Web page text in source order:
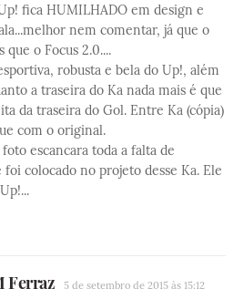
fica HUMILHADO em design e
nem comentar, já que o
que o Focus 2.0....
robusta e bela do Up!, além
a traseira do Ka nada mais é que
da traseira do Gol. Entre Ka (cópia)
com o original.
escancara toda a falta de
colocado no projeto desse Ka. Ele
Ferraz 5 de setembro de 2015 às 15:12